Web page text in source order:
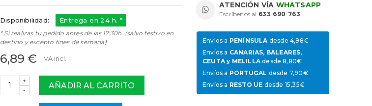
Disponibilidad: Entrega en 24 h. *
* Si realizas tu pedido antes de las 17:30h. (salvo festivo en
destino y excepto fines de semana)
6,89 € IVA incl.
-
+
AÑADIR AL CARRITO
ATENCIÓN VÍA WHATSAPP
Escríbenos al 633 690 763.
Envíos a PENÍNSULAdesde 4,98€
Envíos a CANARIAS, BALEARES,
CEUTA y MELILLAdesde 8,80€
Envíos a PORTUGAL desde 7,90€
Envíos a RESTO UE desde 15,35€